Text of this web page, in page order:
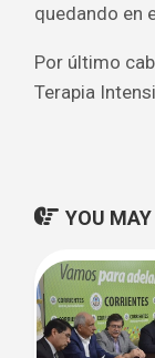
quedando en
Por último
Terapia
YOU